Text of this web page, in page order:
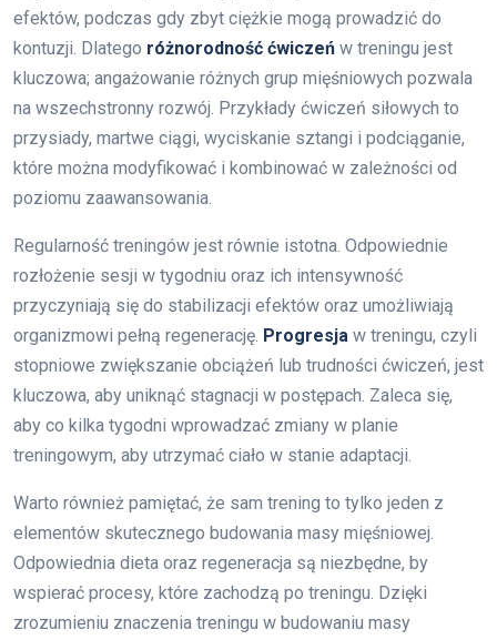
efektów, podczas gdy zbyt ciężkie mogą prowadzić do
kontuzji. Dlatego różnorodność ćwiczeń w treningu jest
kluczowa; angażowanie różnych grup mięśniowych pozwala
na wszechstronny rozwój. Przykłady ćwiczeń siłowych to
przysiady, martwe ciągi, wyciskanie sztangi i podciąganie,
które można modyfikować i kombinować w zależności od
poziomu zaawansowania.
Regularność treningów jest równie istotna. Odpowiednie
rozłożenie sesji w tygodniu oraz ich intensywność
przyczyniają się do stabilizacji efektów oraz umożliwiają
organizmowi pełną regenerację. Progresja w treningu, czyli
stopniowe zwiększanie obciążeń lub trudności ćwiczeń, jest
kluczowa, aby uniknąć stagnacji w postępach. Zaleca się,
aby co kilka tygodni wprowadzać zmiany w planie
treningowym, aby utrzymać ciało w stanie adaptacji.
Warto również pamiętać, że sam trening to tylko jeden z
elementów skutecznego budowania masy mięśniowej.
Odpowiednia dieta oraz regeneracja są niezbędne, by
wspierać procesy, które zachodzą po treningu. Dzięki
zrozumieniu znaczenia treningu w budowaniu masy